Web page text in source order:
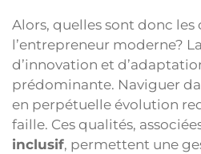
Alors, quelles sont donc
l’entrepreneur moderne?
d’innovation et
prédominante. Naviguer
en perpétuelle évolution
faille. Ces qualités,
inclusif, permettent une